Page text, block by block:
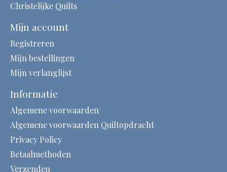
Christelijke Quilts
Mijn account
Registreren
Mijn bestellingen
Mijn verlanglijst
Informatie
Algemene voorwaarden
Algemene voorwaarden Quiltopdracht
Privacy Policy
Betaalmethoden
Verzenden